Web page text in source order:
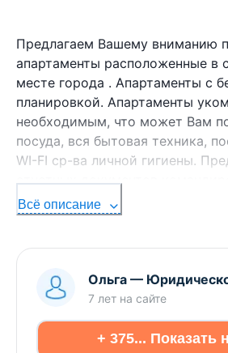
Предлагаем Вашему вниманию
апартаменты расположенные в
месте города . Апартаменты с
планировкой. Апартаменты
необходимым, что может Вам
посуда, вся бытовая техника,
WI-FI ср-ва личной гигиены.
отчетных документов
и вы будите пользоваться
Всё описание
Ольга —
7 лет на сайте
+ 375... Показать